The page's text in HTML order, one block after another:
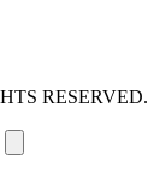
RESERVED.